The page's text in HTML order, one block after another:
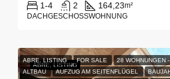
1-4 2 164,23m²
DACHGESCHOSSWOHNUNG
ABRE. LISTING
ABRE. LISTING FOR SALE
28 WOHNUNGEN
ALTBAU
AUFZUG AM SEITENFLÜGEL